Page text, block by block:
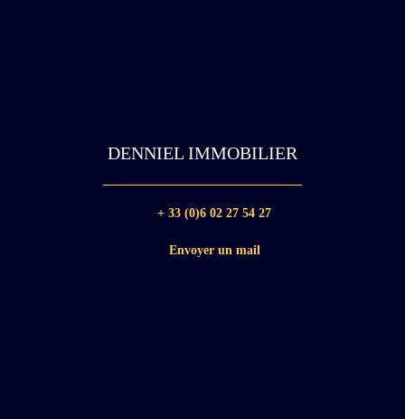
DENNIEL IMMOBILIER
+ 33 (0)6 02 27 54 27
Envoyer un mail